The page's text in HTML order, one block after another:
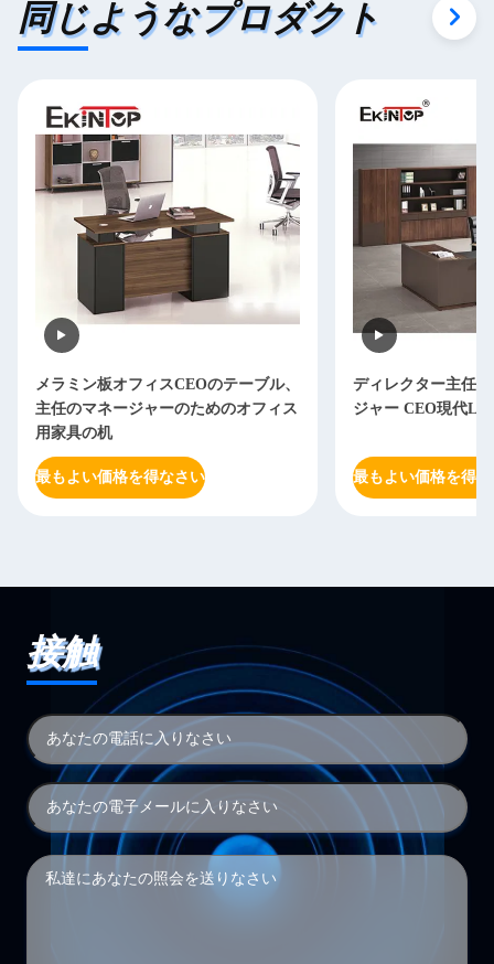
同じようなプロダクト
メラミン板オフィスCEOのテーブル、
主任のマネージャーのためのオフィス
用家具の机
最もよい価格を得なさい
ディレクター主任
ジャー CEO現代L
最もよい価格を得
接触